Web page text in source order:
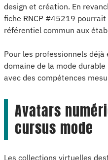
design et création. En
fiche RNCP #45219
référentiel commun aux
Pour les professionnels
domaine de la mode
avec des compétences
Avatars
cursus mode
Les collections virtuelles